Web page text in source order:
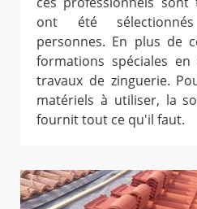
ont été
personnes. En plus de
formations spéciales
travaux de zinguerie.
matériels à utiliser, la
fournit tout ce qu'il faut.